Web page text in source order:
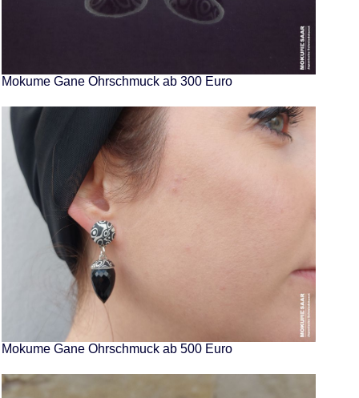
Mokume Gane Ohrschmuck ab 300 Euro
Mokume Gane Ohrschmuck ab 500 Euro